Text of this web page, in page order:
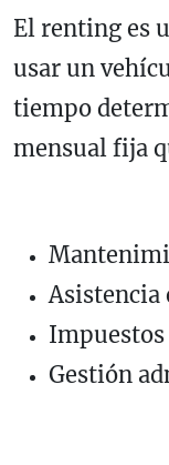
El renting es
usar un
tiempo
mensual fija
Asistencia
Impuestos
Gestión